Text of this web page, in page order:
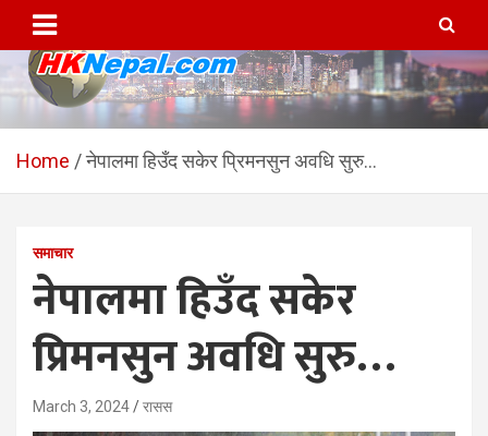
content
HKNepal.com – हङकङबाट
सञ्चालित पहिलो नेपाली अनलाईन
hknepal, hknepal.com, hk nepal, hk nepal com
Home नेपालमा हिउँद सकेर प्रिमनसुन अवधि सुरु…
समाचार
नेपालमा हिउँद सकेर
प्रिमनसुन अवधि सुरु…
March 3, 2024 रासस